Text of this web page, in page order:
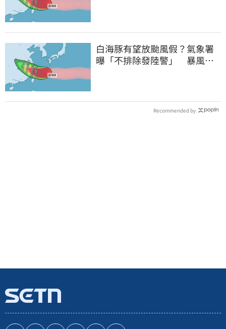
白海豚有望放颱風假？氣象署
曝「不排除發陸警」 暴風圈
Recommended by